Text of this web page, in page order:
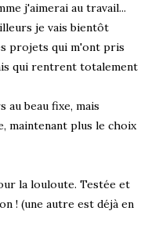
j'aimerai au travail...
je vais bientôt
projets qui m'ont pris
qui rentrent totalement
beau fixe, mais
maintenant plus le choix
la louloute. Testée et
! (une autre est déjà en